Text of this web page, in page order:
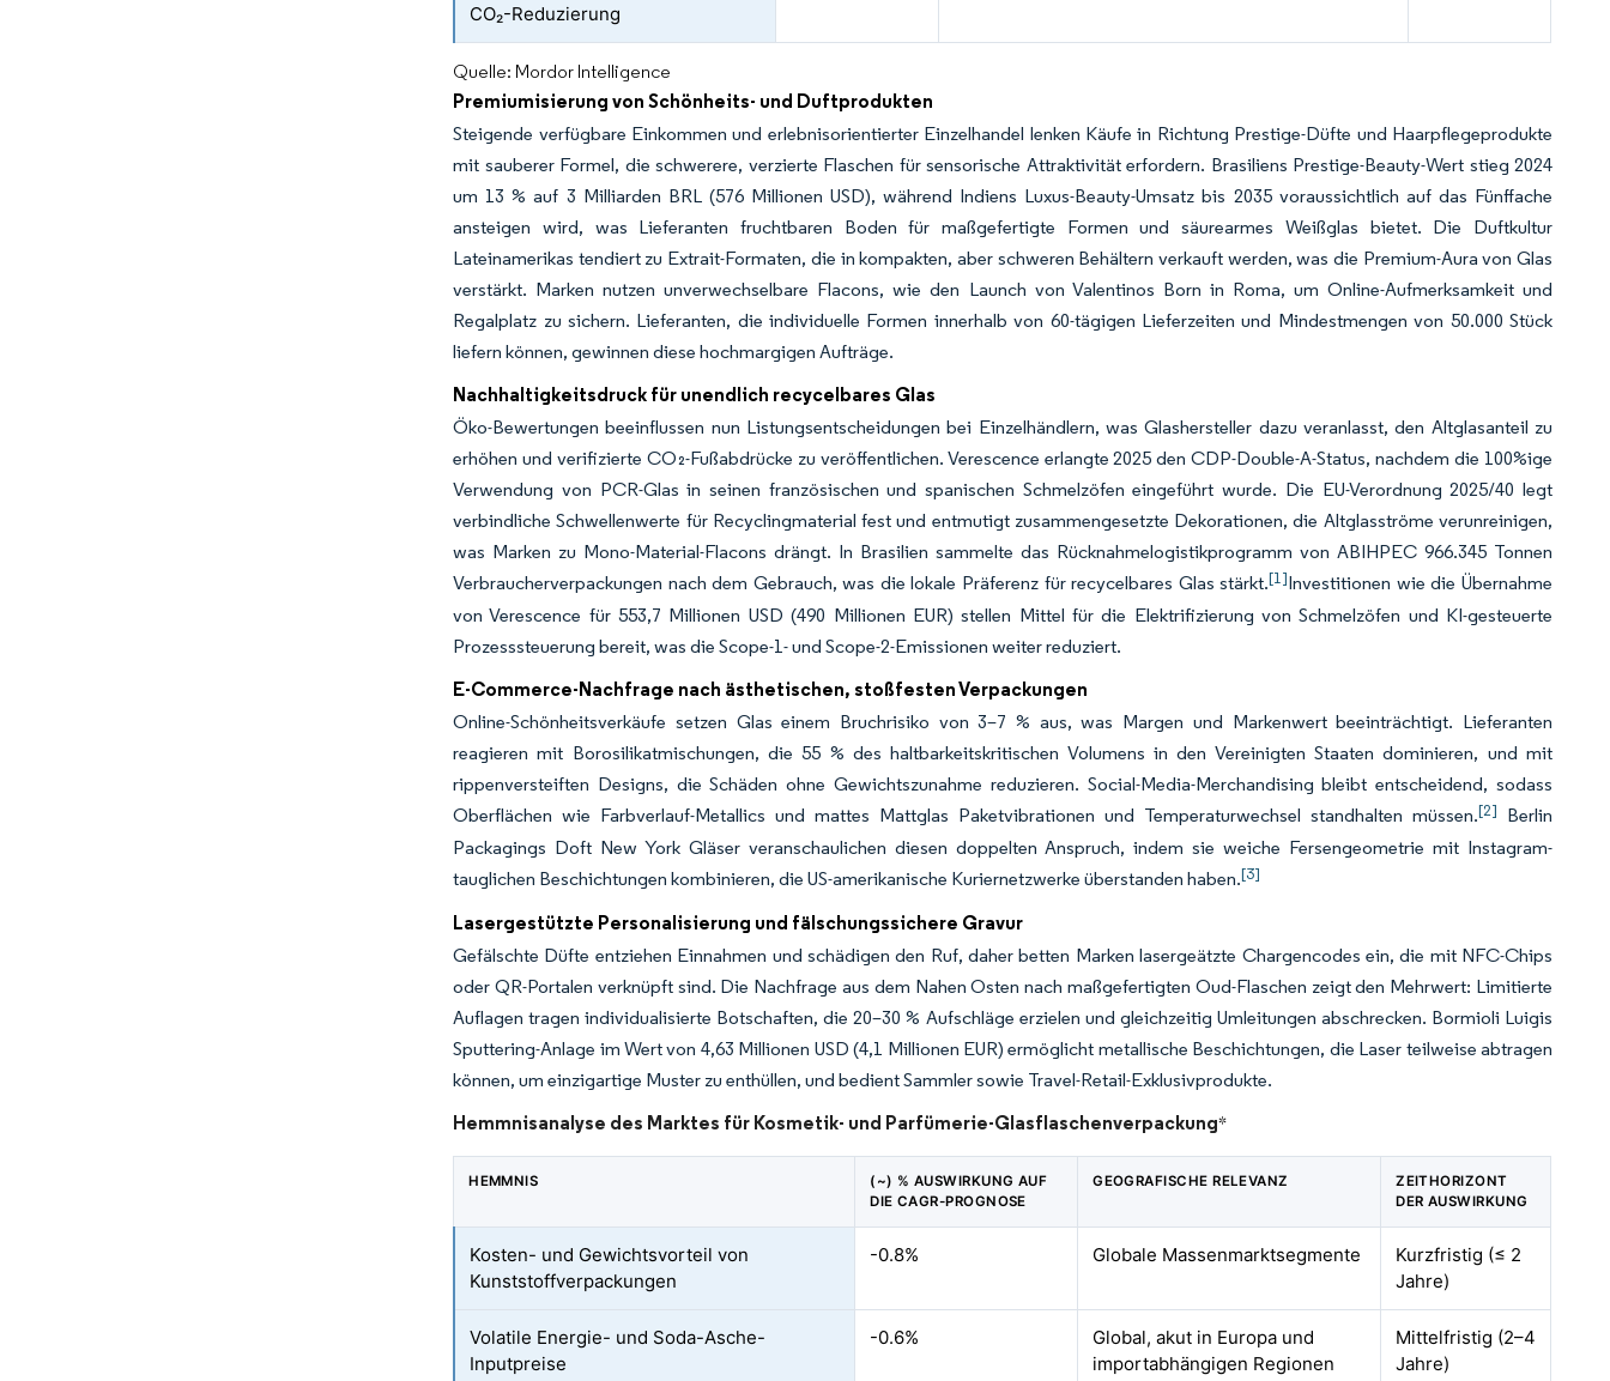
CO₂-Reduzierung
Quelle: Mordor Intelligence
Premiumisierung von Schönheits- und Duftprodukten
Steigende verfügbare Einkommen und erlebnisorientierter Einzelhandel lenken Käufe in Richtung Prestige-Düfte und Haarpflegeprodukte
mit sauberer Formel, die schwerere, verzierte Flaschen für sensorische Attraktivität erfordern. Brasiliens Prestige-Beauty-Wert stieg 2024
um 13 % auf 3 Milliarden BRL (576 Millionen USD), während Indiens Luxus-Beauty-Umsatz bis 2035 voraussichtlich auf das Fünffache
ansteigen wird, was Lieferanten fruchtbaren Boden für maßgefertigte Formen und säurearmes Weißglas bietet. Die Duftkultur
Lateinamerikas tendiert zu Extrait-Formaten, die in kompakten, aber schweren Behältern verkauft werden, was die Premium-Aura von Glas
verstärkt. Marken nutzen unverwechselbare Flacons, wie den Launch von Valentinos Born in Roma, um Online-Aufmerksamkeit und
Regalplatz zu sichern. Lieferanten, die individuelle Formen innerhalb von 60-tägigen Lieferzeiten und Mindestmengen von 50.000 Stück
liefern können, gewinnen diese hochmargigen Aufträge.
Nachhaltigkeitsdruck für unendlich recycelbares Glas
Öko-Bewertungen beeinflussen nun Listungsentscheidungen bei Einzelhändlern, was Glashersteller dazu veranlasst, den Altglasanteil zu
erhöhen und verifizierte CO₂-Fußabdrücke zu veröffentlichen. Verescence erlangte 2025 den CDP-Double-A-Status, nachdem die 100%ige
Verwendung von PCR-Glas in seinen französischen und spanischen Schmelzöfen eingeführt wurde. Die EU-Verordnung 2025/40 legt
verbindliche Schwellenwerte für Recyclingmaterial fest und entmutigt zusammengesetzte Dekorationen, die Altglasströme verunreinigen,
was Marken zu Mono-Material-Flacons drängt. In Brasilien sammelte das Rücknahmelogistikprogramm von ABIHPEC 966.345 Tonnen
Verbraucherverpackungen nach dem Gebrauch, was die lokale Präferenz für recycelbares Glas stärkt.[1]Investitionen wie die Übernahme
von Verescence für 553,7 Millionen USD (490 Millionen EUR) stellen Mittel für die Elektrifizierung von Schmelzöfen und KI-gesteuerte
Prozesssteuerung bereit, was die Scope-1- und Scope-2-Emissionen weiter reduziert.
E-Commerce-Nachfrage nach ästhetischen, stoßfesten Verpackungen
Online-Schönheitsverkäufe setzen Glas einem Bruchrisiko von 3–7 % aus, was Margen und Markenwert beeinträchtigt. Lieferanten
reagieren mit Borosilikatmischungen, die 55 % des haltbarkeitskritischen Volumens in den Vereinigten Staaten dominieren, und mit
rippenversteiften Designs, die Schäden ohne Gewichtszunahme reduzieren. Social-Media-Merchandising bleibt entscheidend, sodass
Oberflächen wie Farbverlauf-Metallics und mattes Mattglas Paketvibrationen und Temperaturwechsel standhalten müssen.[2] Berlin
Packagings Doft New York Gläser veranschaulichen diesen doppelten Anspruch, indem sie weiche Fersengeometrie mit Instagram-
tauglichen Beschichtungen kombinieren, die US-amerikanische Kuriernetzwerke überstanden haben.[3]
Lasergestützte Personalisierung und fälschungssichere Gravur
Gefälschte Düfte entziehen Einnahmen und schädigen den Ruf, daher betten Marken lasergeätzte Chargencodes ein, die mit NFC-Chips
oder QR-Portalen verknüpft sind. Die Nachfrage aus dem Nahen Osten nach maßgefertigten Oud-Flaschen zeigt den Mehrwert: Limitierte
Auflagen tragen individualisierte Botschaften, die 20–30 % Aufschläge erzielen und gleichzeitig Umleitungen abschrecken. Bormioli Luigis
Sputtering-Anlage im Wert von 4,63 Millionen USD (4,1 Millionen EUR) ermöglicht metallische Beschichtungen, die Laser teilweise abtragen
können, um einzigartige Muster zu enthüllen, und bedient Sammler sowie Travel-Retail-Exklusivprodukte.
Hemmnisanalyse des Marktes für Kosmetik- und Parfümerie-Glasflaschenverpackung*
HEMMNIS
(~) % AUSWIRKUNG AUF
DIE CAGR-PROGNOSE
GEOGRAFISCHE RELEVANZ
ZEITHORIZONT
DER AUSWIRKUNG
Kosten- und Gewichtsvorteil von
Kunststoffverpackungen
-0.8% Globale Massenmarktsegmente
Kurzfristig (≤ 2
Jahre)
Volatile Energie- und Soda-Asche-
Inputpreise
-0.6%
Global, akut in Europa und
importabhängigen Regionen
Mittelfristig (2–4
Jahre)